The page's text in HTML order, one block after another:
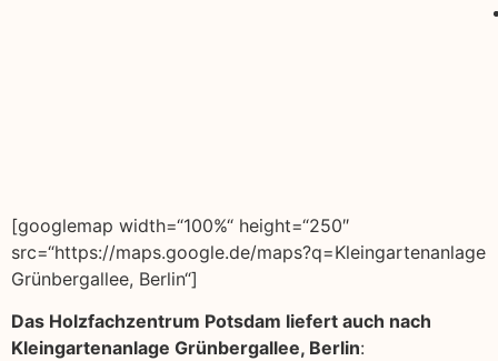
[googlemap width=“100%“ height=“250″
src=“https://maps.google.de/maps?q=Kleingartenanlage
Grünbergallee, Berlin“]
Das Holzfachzentrum Potsdam liefert auch nach
Kleingartenanlage Grünbergallee, Berlin: